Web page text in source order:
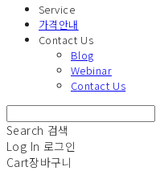
Service
가격안내
Contact Us
Blog
Webinar
Contact Us
Search 검색
Log In 로그인
Cart장바구니